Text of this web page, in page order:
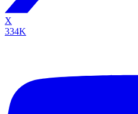
X
334K